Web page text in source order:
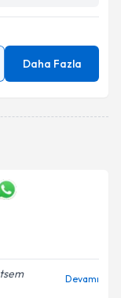
Daha Fazla
Devamı